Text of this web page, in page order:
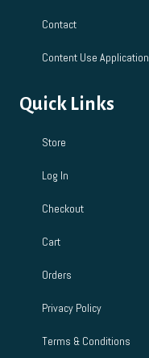
Contact
Content Use Application
Quick Links
Store
Log In
Checkout
Cart
Orders
Privacy Policy
Terms & Conditions